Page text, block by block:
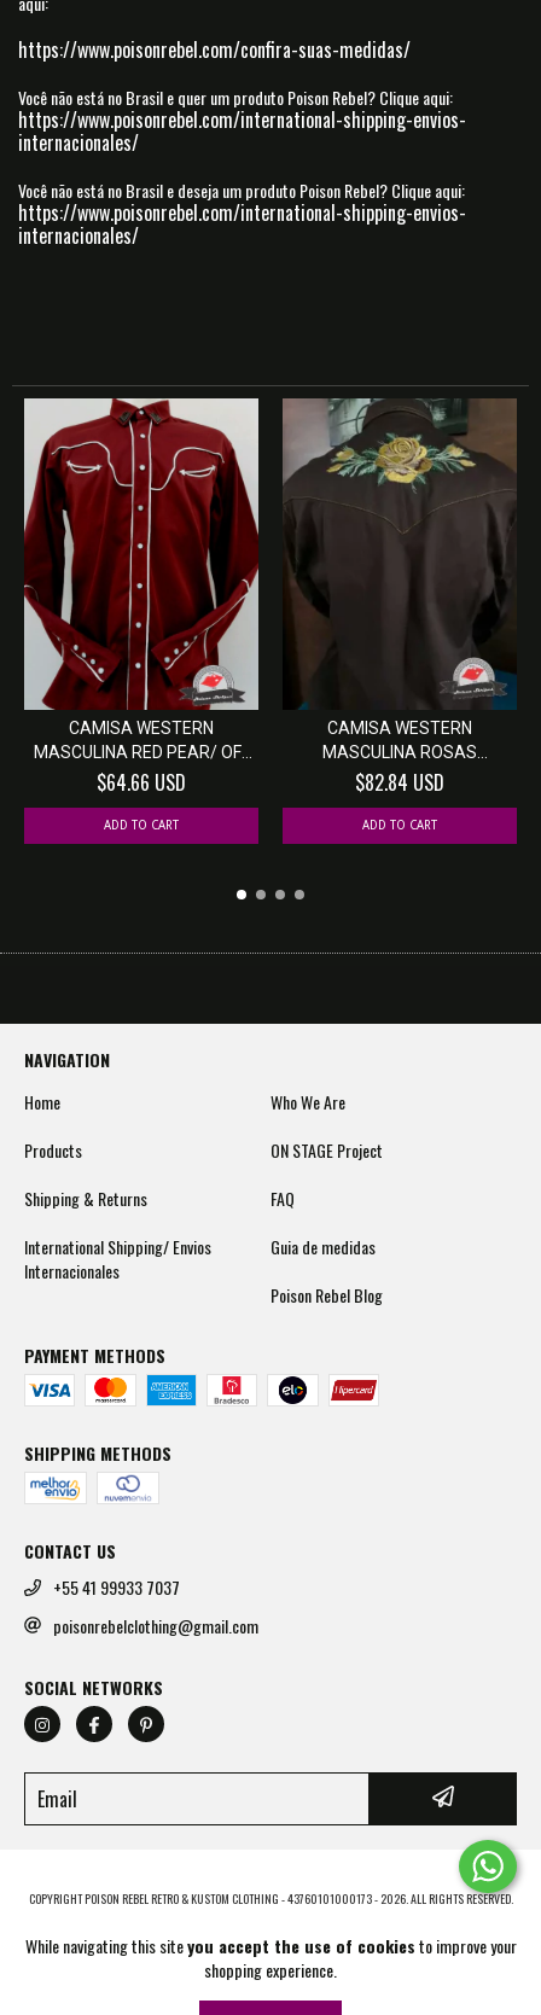
While navigating this siteyou accept the use of cookiesto improve your
shopping experience.
https://www.poisonrebel.com/confira-suas-medidas/
Você não está no Brasil e quer um produto Poison Rebel?Clique aqui:
https://www.poisonrebel.com/international-shipping-envios-
internacionales/
Você não está no Brasil e deseja um produto Poison Rebel?Clique aqui:
https://www.poisonrebel.com/international-shipping-envios-
internacionales/
CAMISA WESTERN
MASCULINA RED PEAR/ OFF
W...
$64.66 USD
ADD TO CART
CAMISA WESTERN
MASCULINA ROSAS
MARROM/ O...
$82.84 USD
ADD TO CART
NAVIGATION
Home
Who We Are
Products
ON STAGE Project
Shipping & Returns
FAQ
International Shipping/ Envios
Internacionales
Guia de medidas
Poison Rebel Blog
PAYMENT METHODS
SHIPPING METHODS
CONTACT US
+55 41 99933 7037
poisonrebelclothing@gmail.com
SOCIAL NETWORKS
COPYRIGHT POISON REBEL RETRO & KUSTOM CLOTHING - 43760101000173 - 2026. ALL RIGHTS RESERVED.